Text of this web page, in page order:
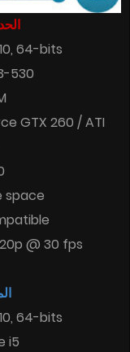
64-bits
530
GTX 260 / ATI
space
@ 30 fps
64-bits
i5